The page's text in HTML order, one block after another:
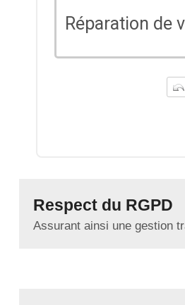
Réparation de
Respect du RGPD
Assurant ainsi une gestion